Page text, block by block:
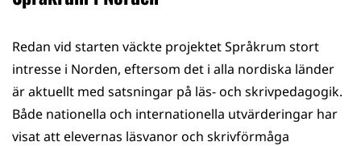
Redan vid starten väckte projektet Språkrum stort
intresse i Norden, eftersom det i alla nordiska länder
är aktuellt med satsningar på läs- och skrivpedagogik.
Både nationella och internationella utvärderingar har
visat att elevernas läsvanor och skrivförmåga